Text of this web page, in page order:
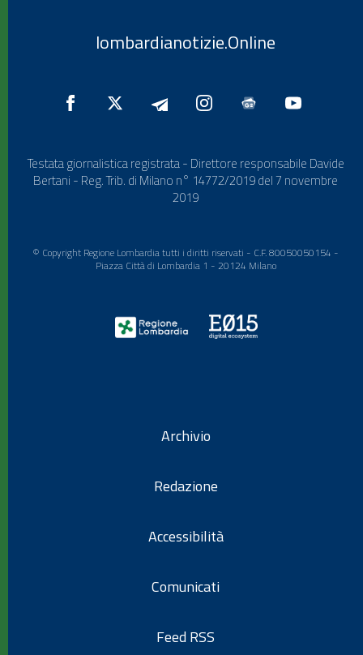
lombardianotizie.Online
Testata giornalistica registrata - Direttore responsabile Davide
Bertani - Reg. Trib. di Milano n° 14772/2019 del 7 novembre
2019
© Copyright Regione Lombardia tutti i diritti riservati - C.F. 80050050154 -
Piazza Città di Lombardia 1 - 20124 Milano
Archivio
Redazione
Accessibilità
Comunicati
Feed RSS